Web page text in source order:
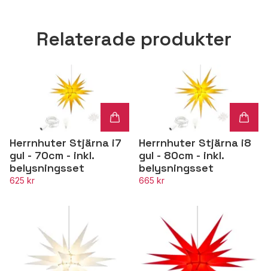
Relaterade produkter
Herrnhuter Stjärna i7
gul - 70cm - inkl.
belysningsset
625 kr
Herrnhuter Stjärna i8
gul - 80cm - inkl.
belysningsset
665 kr